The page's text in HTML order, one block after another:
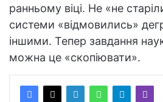
ранньому віці. Не «не
системи «відмовились»
іншими. Тепер завдання
можна це «скопіювати».